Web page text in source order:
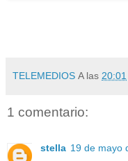
TELEMEDIOS A las 20:01
1 comentario:
stella 19 de mayo